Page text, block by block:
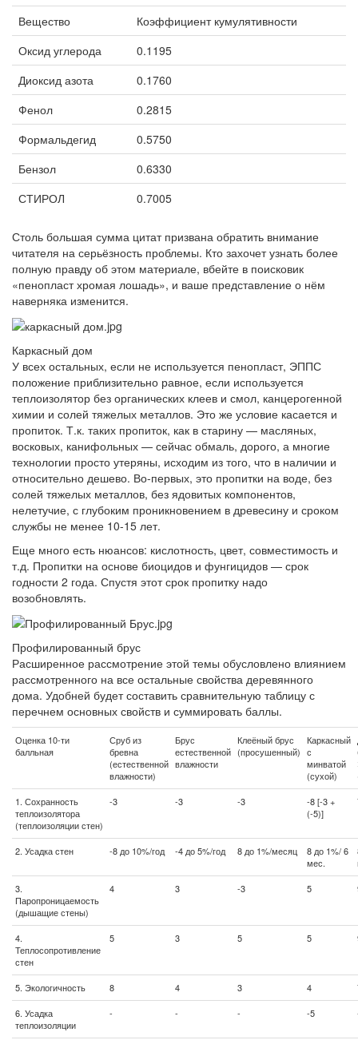
Вещество
Коэффициент кумулятивности
Оксид углерода
0.1195
Диоксид азота
0.1760
Фенол
0.2815
Формальдегид
0.5750
Бензол
0.6330
СТИРОЛ
0.7005
Столь большая сумма цитат призвана обратить внимание
читателя на серьёзность проблемы. Кто захочет узнать более
полную правду об этом материале, вбейте в поисковик
«пенопласт хромая лошадь», и ваше представление о нём
наверняка изменится.
Каркасный дом
У всех остальных, если не используется пенопласт, ЭППС
положение приблизительно равное, если используется
теплоизолятор без органических клеев и смол, канцерогенной
химии и солей тяжелых металлов. Это же условие касается и
пропиток. Т.к. таких пропиток, как в старину — масляных,
восковых, канифольных — сейчас обмаль, дорого, а многие
технологии просто утеряны, исходим из того, что в наличии и
относительно дешево. Во-первых, это пропитки на воде, без
солей тяжелых металлов, без ядовитых компонентов,
нелетучие, с глубоким проникновением в древесину и сроком
службы не менее 10-15 лет.
Еще много есть нюансов: кислотность, цвет, совместимость и
т.д. Пропитки на основе биоцидов и фунгицидов — срок
годности 2 года. Спустя этот срок пропитку надо
возобновлять.
Профилированный брус
Расширенное рассмотрение этой темы обусловлено влиянием
рассмотренного на все остальные свойства деревянного
дома. Удобней будет составить сравнительную таблицу с
перечнем основных свойств и суммировать баллы.
Оценка 10-ти
балльная
Сруб из
бревна
(естественной
влажности)
Брус
естественной
влажности
Клеёный брус
(просушенный)
Каркасный
с
минватой
(сухой)
1. Сохранность
теплоизолятора
(теплоизоляции стен)
-3 -3 -3
-8 [-3 +
(-5)]
2. Усадка стен -8 до 10%/год -4 до 5%/год 8 до 1%/месяц
8 до 1%/ 6
мес.
3.
Паропроницаемость
(дышащие стены)
4 3 -3 5
4.
Теплосопротивление
стен
5 3 5 5
5. Экологичность 8 4 3 4
6. Усадка
теплоизоляции
- - - -5